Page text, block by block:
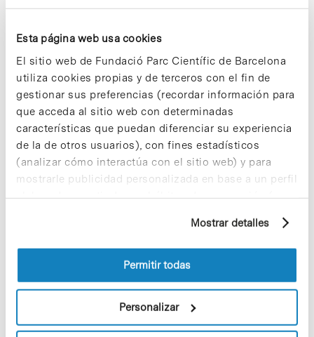
Esta página web usa cookies
El sitio web de Fundació Parc Científic de Barcelona
utiliza cookies propias y de terceros con el fin de
gestionar sus preferencias (recordar información para
que acceda al sitio web con determinadas
características que puedan diferenciar su experiencia
de la de otros usuarios), con fines estadísticos
(analizar cómo interactúa con el sitio web) y para
mostrarle publicidad personalizada en base a un perfil
elaborado a partir de sus hábitos de navegación (por
información sobre las cookies puede consultar
la Política de cookies del sitio web.
Mostrar detalles
Permitir todas
Personalizar
Hasta hoy el
Oryzon (2015), Minoryx Therapeutics y
Palobiofarma (2016), STAT-Dx y Mosaico
Biomedicals (2017), Anaconda Biomed y Mind the
Byte (2018), Ysios Capital y Antonio Parente
(2019), Kymos (2020).
» Más información:web de CataloniaBio &
HealthTech [+]
» Noticia relacionada [+]
Share